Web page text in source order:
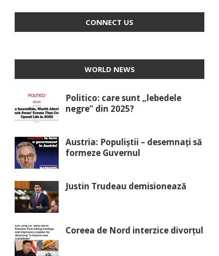
CONNECT US
WORLD NEWS
Politico: care sunt „lebedele
negre” din 2025?
Austria: Populiștii – desemnați să
formeze Guvernul
Justin Trudeau demisionează
Coreea de Nord interzice divorțul